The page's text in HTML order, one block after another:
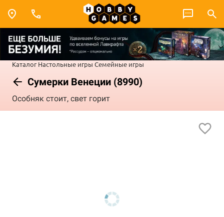
Каталог Настольные игры Семейные игры
Сумерки Венеции (8990)
Особняк стоит, свет горит